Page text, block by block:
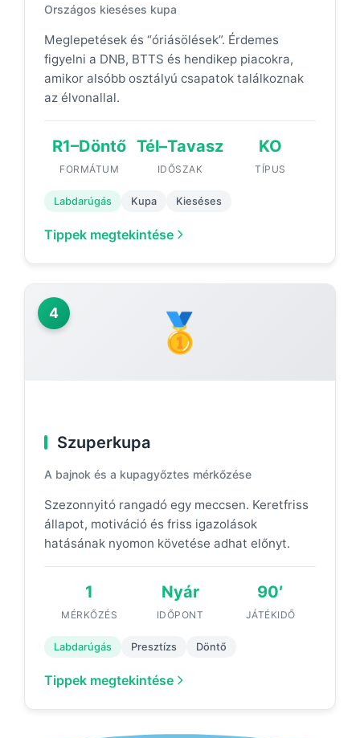
Országos kieséses kupa
Meglepetések és “óriásölések”. Érdemes
figyelni a DNB, BTTS és hendikep piacokra,
amikor alsóbb osztályú csapatok találkoznak
az élvonallal.
R1–Döntő
FORMÁTUM
Tél–Tavasz
IDŐSZAK
KO
TÍPUS
Labdarúgás Kupa Kieséses
Tippek megtekintése
4 🥇
Szuperkupa
A bajnok és a kupagyőztes mérkőzése
Szezonnyitó rangadó egy meccsen. Keretfriss
állapot, motiváció és friss igazolások
hatásának nyomon követése adhat előnyt.
1
MÉRKŐZÉS
Nyár
IDŐPONT
90′
JÁTÉKIDŐ
Labdarúgás Presztízs Döntő
Tippek megtekintése